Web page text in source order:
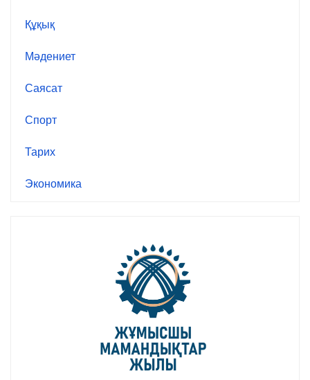
Құқық
Мәдениет
Саясат
Спорт
Тарих
Экономика